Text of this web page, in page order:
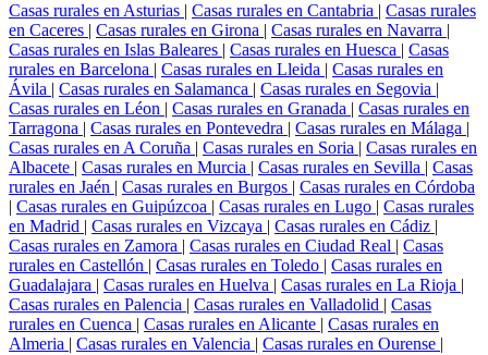
Casas rurales en Asturias | Casas rurales en Cantabria | Casas rurales
en Caceres | Casas rurales en Girona | Casas rurales en Navarra |
Casas rurales en Islas Baleares | Casas rurales en Huesca | Casas
rurales en Barcelona | Casas rurales en Lleida | Casas rurales en
Ávila | Casas rurales en Salamanca | Casas rurales en Segovia |
Casas rurales en Léon | Casas rurales en Granada | Casas rurales en
Tarragona | Casas rurales en Pontevedra | Casas rurales en Málaga |
Casas rurales en A Coruña | Casas rurales en Soria | Casas rurales en
Albacete | Casas rurales en Murcia | Casas rurales en Sevilla | Casas
rurales en Jaén | Casas rurales en Burgos | Casas rurales en Córdoba
| Casas rurales en Guipúzcoa | Casas rurales en Lugo | Casas rurales
en Madrid | Casas rurales en Vizcaya | Casas rurales en Cádiz |
Casas rurales en Zamora | Casas rurales en Ciudad Real | Casas
rurales en Castellón | Casas rurales en Toledo | Casas rurales en
Guadalajara | Casas rurales en Huelva | Casas rurales en La Rioja |
Casas rurales en Palencia | Casas rurales en Valladolid | Casas
rurales en Cuenca | Casas rurales en Alicante | Casas rurales en
Almeria | Casas rurales en Valencia | Casas rurales en Ourense |